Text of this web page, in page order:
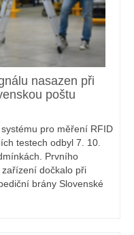
nasazen při
poštu
pro měření RFID
testech odbyl 7. 10.
Prvního
dočkalo při
brány Slovenské